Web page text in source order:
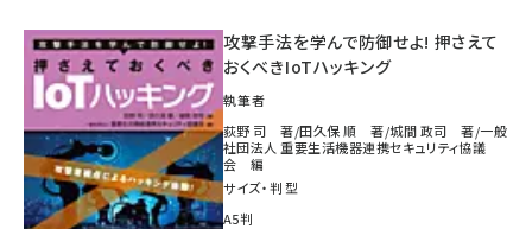
攻撃手法を学んで防御せよ! 押さえて
おくべきIoTハッキング
執筆者
荻野 司 著/田久保 順 著/城間 政司 著/一般
社団法人 重要生活機器連携セキュリティ協議
会 編
サイズ・判型
A5判